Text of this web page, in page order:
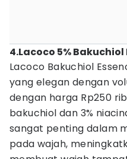
4.Lacoco 5% Bakuchiol
Lacoco Bakuchiol
yang elegan dengan
dengan harga Rp250
bakuchiol dan 3%
sangat penting dalam
pada wajah,